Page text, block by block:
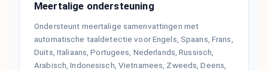
Meertalige ondersteuning
Ondersteunt meertalige samenvattingen met
automatische taaldetectie voor Engels, Spaans, Frans,
Duits, Italiaans, Portugees, Nederlands, Russisch,
Arabisch, Indonesisch, Vietnamees, Zweeds, Deens,